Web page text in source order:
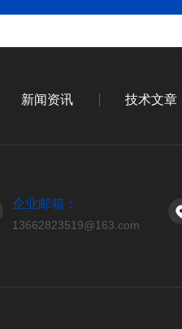
新闻资讯 技术文章
企业邮箱：
13662823519@163.com